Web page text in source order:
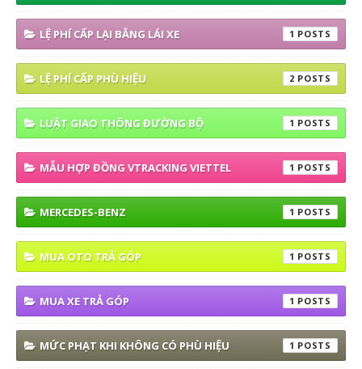
LỆ PHÍ CẤP LẠI BẰNG LÁI XE 1
LỆ PHÍ CẤP PHÙ HIỆU 2
LUẬT GIAO THÔNG ĐƯỜNG BỘ 1
MẪU HỢP ĐỒNG VTRACKING VIETTEL 1
MERCEDES-BENZ 1
MUA OTO TRẢ GÓP 1
MUA XE TRẢ GÓP 1
MỨC PHẠT KHI KHÔNG CÓ PHÙ HIỆU 1